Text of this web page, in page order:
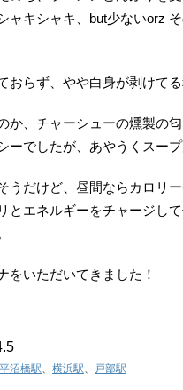
キシャキ、but少ないorz
おらず、やや白身が剥けて
か、チャーシューの燻製の
ーでしたが、あやうくスー
うだけど、昼間ならカロリ
とエネルギーをチャージして
いただいてきました！
平沼橋駅 横浜駅 戸部駅